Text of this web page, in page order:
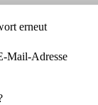
erneut
Mail-Adresse